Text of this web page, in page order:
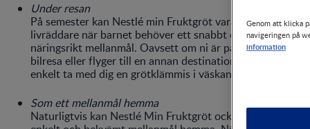
Under resan
På semester kan Nestlé min Fruktgröt vara en
livräddare när barnet behöver ett snabbt och
näringsrikt mellanmål. Oavsett om ni är på en lång
bilresa eller flyger till en annan destination, kan du
enkelt ta med dig en grötklämmis i väskan.
Som ett mellanmål hemma
Naturligtvis kan Nestlé Min Fruktgröt också vara ett